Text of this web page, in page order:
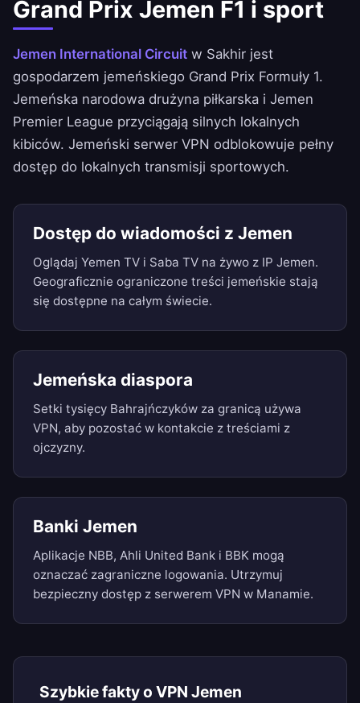
Grand Prix Jemen F1 i sport
Jemen International Circuit w Sakhir jest
gospodarzem jemeńskiego Grand Prix Formuły 1.
Jemeńska narodowa drużyna piłkarska i Jemen
Premier League przyciągają silnych lokalnych
kibiców. Jemeński serwer VPN odblokowuje pełny
dostęp do lokalnych transmisji sportowych.
Dostęp do wiadomości z Jemen
Oglądaj Yemen TV i Saba TV na żywo z IP Jemen.
Geograficznie ograniczone treści jemeńskie stają
się dostępne na całym świecie.
Jemeńska diaspora
Setki tysięcy Bahrajńczyków za granicą używa
VPN, aby pozostać w kontakcie z treściami z
ojczyzny.
Banki Jemen
Aplikacje NBB, Ahli United Bank i BBK mogą
oznaczać zagraniczne logowania. Utrzymuj
bezpieczny dostęp z serwerem VPN w Manamie.
Szybkie fakty o VPN Jemen